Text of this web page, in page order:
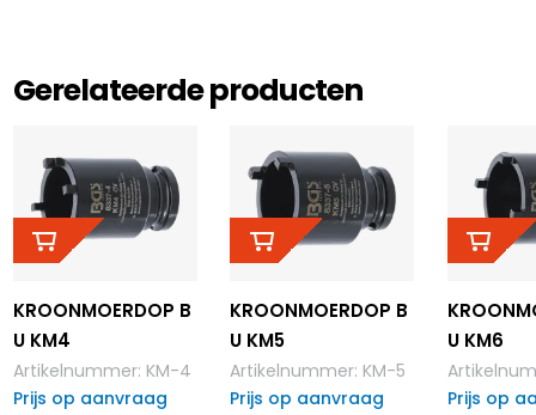
Gerelateerde producten
KROONMOERDOP B
U KM4
Artikelnummer: KM-4
Prijs op aanvraag
KROONMOERDOP B
U KM5
Artikelnummer: KM-5
Prijs op aanvraag
U KM6
Prijs op